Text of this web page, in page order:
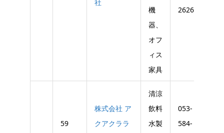
社
機
器、
オフ
ィス
家具
2626
59
株式会社 ア
クアクララ
清涼
飲料
水製
053-
584-